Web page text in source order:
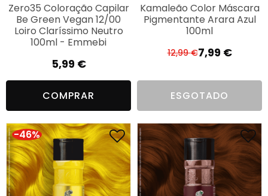
Zero35 Coloração Capilar
Be Green Vegan 12/00
Loiro Claríssimo Neutro
100ml - Emmebi
5,99 €
COMPRAR
Kamaleão Color Máscara
Pigmentante Arara Azul
100ml
12,99€O
era:
7,99 €
O
é:
ESGOTADO
-46%